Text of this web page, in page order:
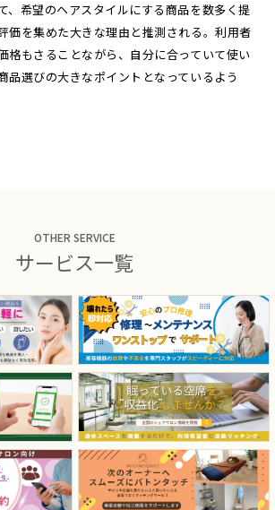
、希望のヘアスタイルにする商品を数多く提
価を集めた大きな理由と推測される。利用者
格もさることながら、自分に合っていて使い
品選びの大きなポイントとなっているよう
OTHER SERVICE
サービス一覧